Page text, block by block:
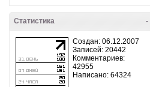
-
Статистика
Создан: 06.12.2007
Записей: 20442
Комментариев:
42955
Написано: 64324